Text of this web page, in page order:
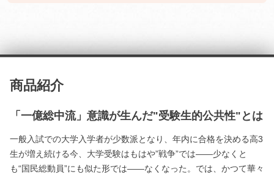
商品紹介
「一億総中流」意識が生んだ"受験生的公共性"とは
一般入試での大学入学者が少数派となり、年内に合格を決める高3
生が増え続ける今、大学受験はもはや”戦争”では――少なくと
も“国民総動員”にも似た形では――なくなった。では、かつて華々